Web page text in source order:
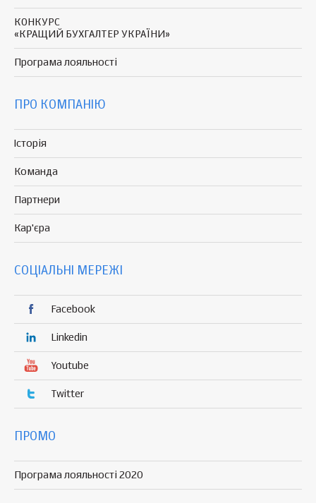
КОНКУРС
«КРАЩИЙ БУХГАЛТЕР УКРАЇНИ»
Програма лояльності
ПРО КОМПАНІЮ
Історія
Команда
Партнери
Кар'єра
СОЦІАЛЬНІ МЕРЕЖІ
Facebook
Linkedin
Youtube
Twitter
ПРОМО
Програма лояльності 2020